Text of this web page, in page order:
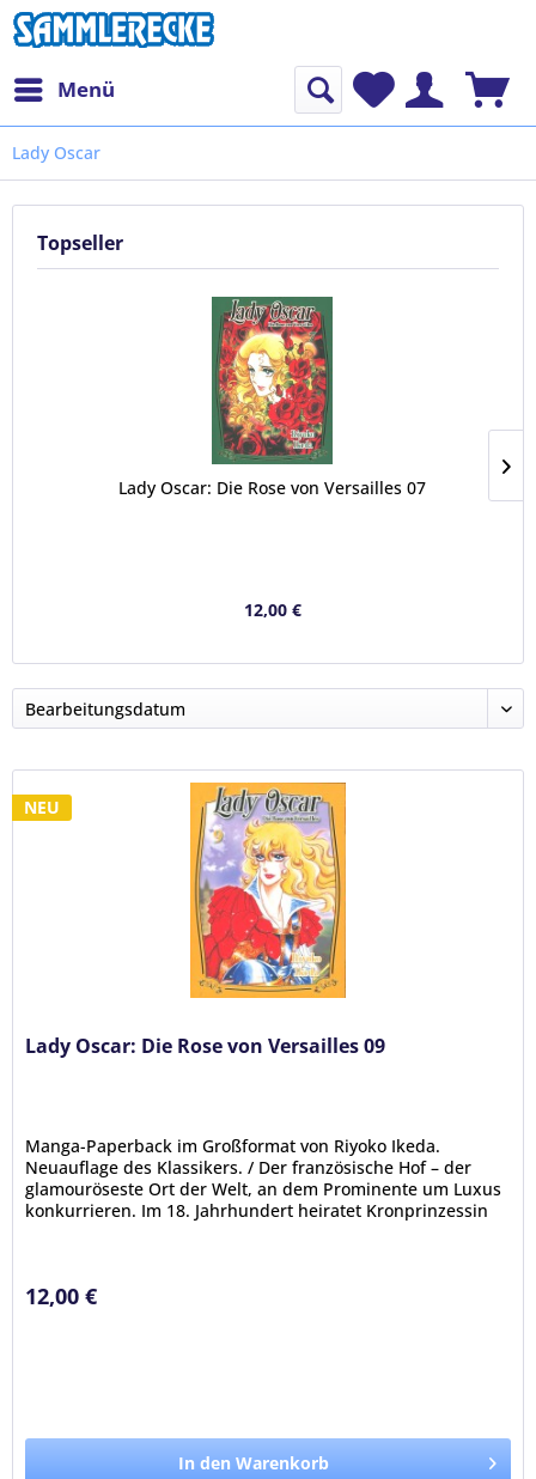
Menü
Lady Oscar
Topseller
Lady Oscar: Die Rose von Versailles 07
12,00 €
NEU
Lady Oscar: Die Rose von Versailles 09
Manga-Paperback im Großformat von Riyoko Ikeda.
Neuauflage des Klassikers. / Der französische Hof – der
glamouröseste Ort der Welt, an dem Prominente um Luxus
konkurrieren. Im 18. Jahrhundert heiratet Kronprinzessin
12,00 €
In den Warenkorb